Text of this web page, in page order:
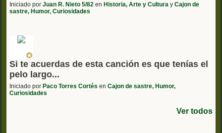
Iniciado por Juan R. Nieto 5/82 en Historia, Arte y Cultura y Cajon de
sastre, Humor, Curiosidades
Si te acuerdas de esta canción es que tenías el
pelo largo...
Iniciado por Paco Torres Cortés en Cajon de sastre, Humor,
Curiosidades
Ver todos